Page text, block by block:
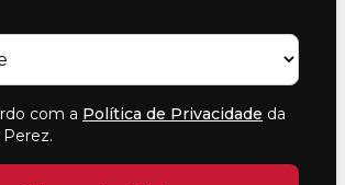
com a Política de Privacidade da
Perez.